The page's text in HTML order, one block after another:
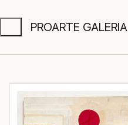
PROARTE GALERIA